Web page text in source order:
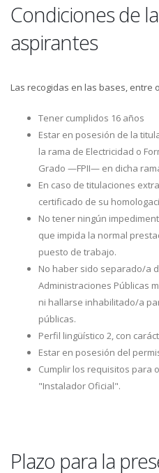
Condiciones de
aspirantes
Las recogidas en las bases, entre
Tener cumplidos 16 años
Estar en posesión de la
la rama de Electricidad o
Grado —FPII— en dicha
En caso de titulaciones
certificado de su
No tener ningún
que impida la normal
puesto de trabajo.
No haber sido separado/a
Administraciones Públicas
ni hallarse inhabilitado/a
públicas.
Perfil lingüístico 2, con
Estar en posesión del
Cumplir los requisitos para
"Instalador Oficial".
Plazo para la